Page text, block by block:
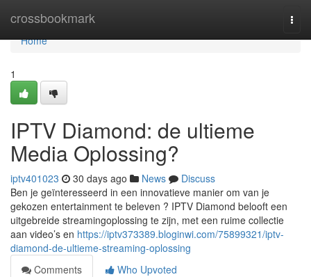
crossbookmark
Home
Home
1
IPTV Diamond: de ultieme
Media Oplossing?
iptv401023 30 days ago News
Discuss
Ben je geïnteresseerd in een innovatieve manier om van je
gekozen entertainment te beleven ? IPTV Diamond belooft een
uitgebreide streamingoplossing te zijn, met een ruime collectie
aan video’s en https://iptv373389.bloginwi.com/75899321/iptv-
diamond-de-ultieme-streaming-oplossing
Comments
Who Upvoted